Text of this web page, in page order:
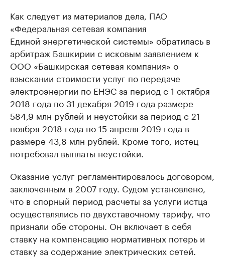
Как следует из материалов дела, ПАО
«Федеральная сетевая компания
Единой энергетической системы» обратилась в
арбитраж Башкирии с исковым заявлением к
ООО «Башкирская сетевая компания» о
взыскании стоимости услуг по передаче
электроэнергии по ЕНЭС за период с 1 октября
2018 года по 31 декабря 2019 года размере
584,9 млн рублей и неустойки за период с 21
ноября 2018 года по 15 апреля 2019 года в
размере 43,8 млн рублей. Кроме того, истец
потребовал выплаты неустойки.
Оказание услуг регламентировалось договором,
заключенным в 2007 году. Судом установлено,
что в спорный период расчеты за услуги истца
осуществлялись по двухставочному тарифу, что
признали обе стороны. Он включает в себя
ставку на компенсацию нормативных потерь и
ставку за содержание электрических сетей.